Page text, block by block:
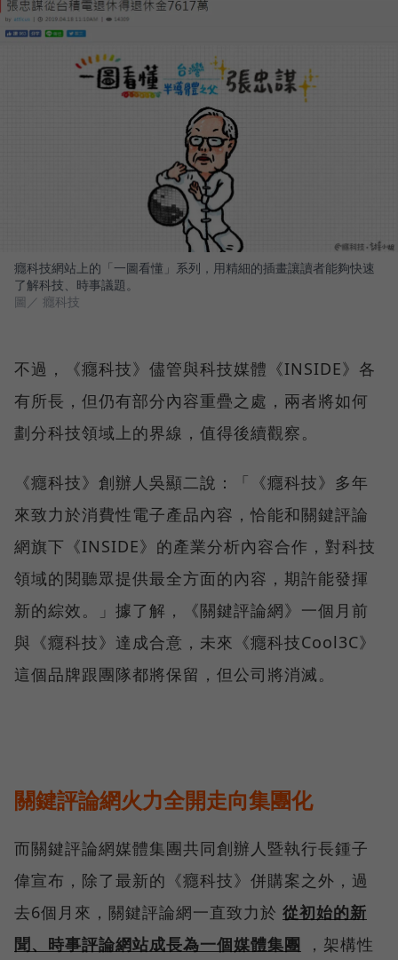
癮科技網站上的「一圖看懂」系列，用精細的插畫讓讀者能夠快速
了解科技、時事議題。
圖／ 癮科技
不過，《癮科技》儘管與科技媒體《INSIDE》各
有所長，但仍有部分內容重疊之處，兩者將如何
劃分科技領域上的界線，值得後續觀察。
《癮科技》創辦人吳顯二說：「《癮科技》多年
來致力於消費性電子產品內容，恰能和關鍵評論
網旗下《INSIDE》的產業分析內容合作，對科技
領域的閱聽眾提供最全方面的內容，期許能發揮
新的綜效。」據了解，《關鍵評論網》一個月前
與《癮科技》達成合意，未來《癮科技Cool3C》
這個品牌跟團隊都將保留，但公司將消滅。
關鍵評論網火力全開走向集團化
而關鍵評論網媒體集團共同創辦人暨執行長鍾子
偉宣布，除了最新的《癮科技》併購案之外，過
去6個月來，關鍵評論網一直致力於 從初始的新
聞、時事評論網站成長為一個媒體集團 ，架構性